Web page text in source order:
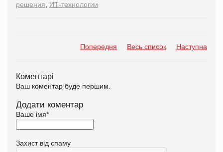
решения, ИТ-технологии
Попередня Весь список Наступна
Коментарі
Ваш коментар буде першим.
Додати коментар
Ваше імя*
Захист від спаму